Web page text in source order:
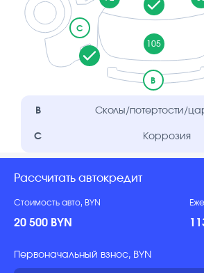
105
B
C
B Сколы/потертости/
C Коррозия
Рассчитать автокредит
Стоимость авто, BYN
20 500 BYN
Первоначальный взнос, BYN